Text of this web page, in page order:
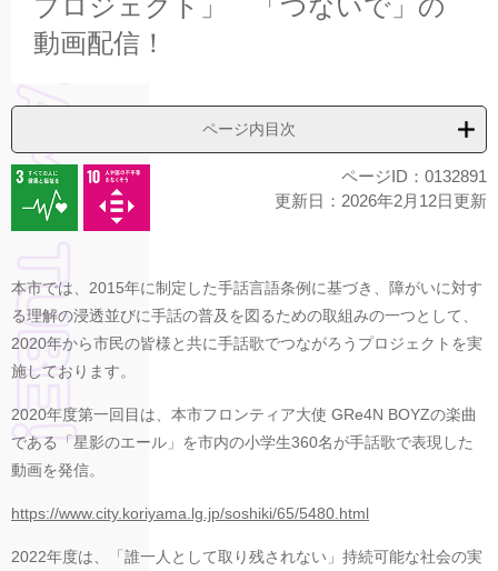
プロジェクト」 「つないで」の
動画配信！
ページ内目次
ページID：0132891
更新日：2026年2月12日更新
本市では、2015年に制定した手話言語条例に基づき、障がいに対す
る理解の浸透並びに手話の普及を図るための取組みの一つとして、
2020年から市民の皆様と共に手話歌でつながろうプロジェクトを実
施しております。
2020年度第一回目は、本市フロンティア大使 GRe4N BOYZの楽曲
である「星影のエール」を市内の小学生360名が手話歌で表現した
動画を発信。
https://www.city.koriyama.lg.jp/soshiki/65/5480.html
2022年度は、「誰一人として取り残されない」持続可能な社会の実